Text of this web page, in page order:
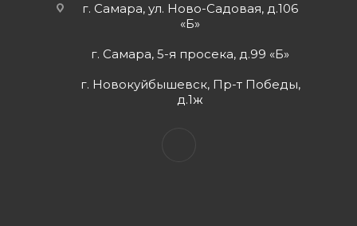
г. Самара, ул. Ново-Садовая, д.106
«Б»
г. Самара, 5-я просека, д.99 «Б»
г. Новокуйбышевск, Пр-т Победы,
д.1ж